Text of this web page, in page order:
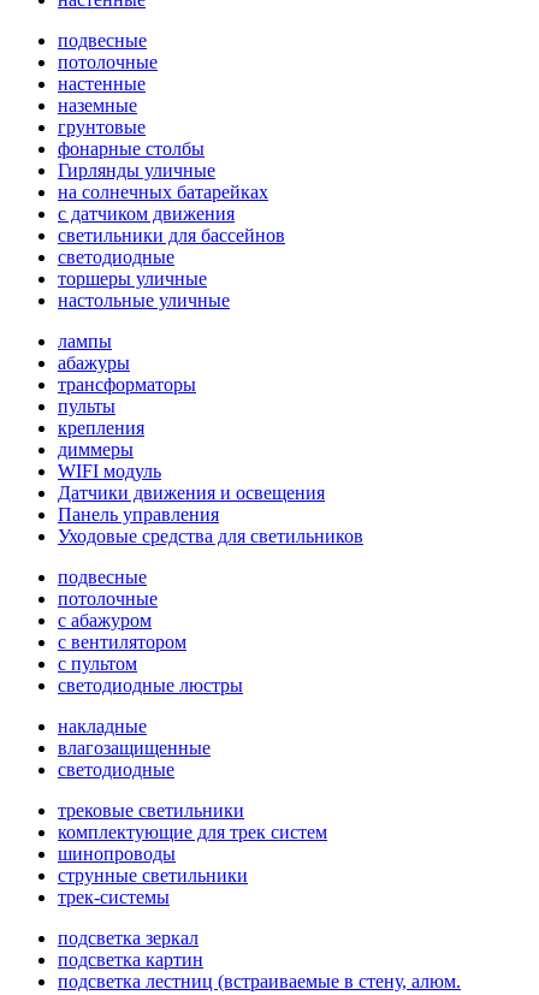
подвесные
потолочные
настенные
наземные
грунтовые
фонарные столбы
Гирлянды уличные
на солнечных батарейках
с датчиком движения
светильники для бассейнов
светодиодные
торшеры уличные
настольные уличные
лампы
абажуры
трансформаторы
пульты
крепления
диммеры
WIFI модуль
Датчики движения и освещения
Панель управления
Уходовые средства для светильников
подвесные
потолочные
с абажуром
с вентилятором
с пультом
светодиодные люстры
накладные
влагозащищенные
светодиодные
трековые светильники
комплектующие для трек систем
шинопроводы
струнные светильники
трек-системы
подсветка зеркал
подсветка картин
подсветка лестниц (встраиваемые в стену, алюм.